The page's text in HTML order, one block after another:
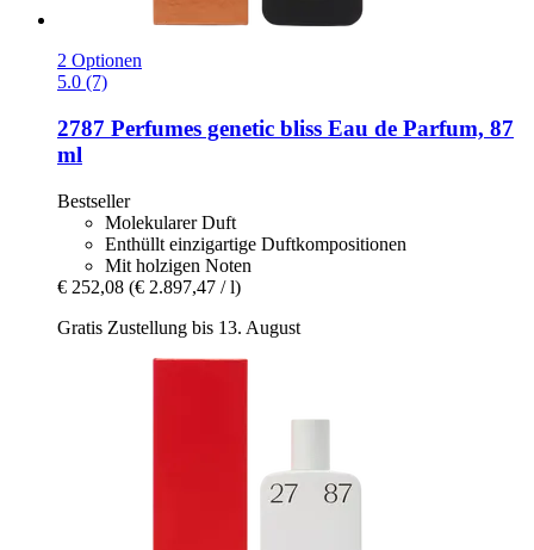
2 Optionen
5.0 (7)
2787 Perfumes genetic bliss Eau de Parfum, 87
ml
Bestseller
Molekularer Duft
Enthüllt einzigartige Duftkompositionen
Mit holzigen Noten
€ 252,08 (€ 2.897,47 / l)
Gratis Zustellung bis 13. August